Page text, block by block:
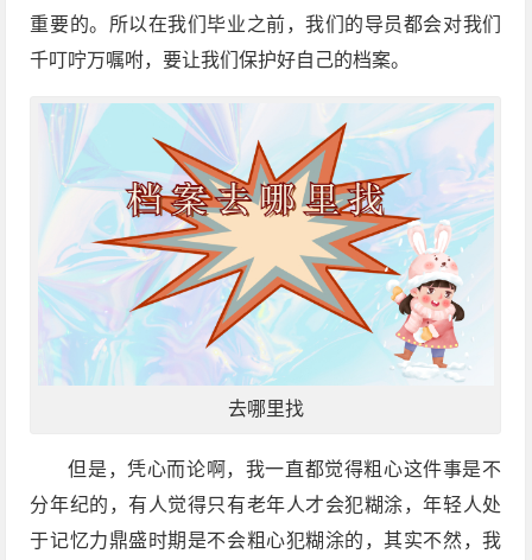
重要的。所以在我们毕业之前，我们的导员都会对我们
千叮咛万嘱咐，要让我们保护好自己的档案。
去哪里找
但是，凭心而论啊，我一直都觉得粗心这件事是不
分年纪的，有人觉得只有老年人才会犯糊涂，年轻人处
于记忆力鼎盛时期是不会粗心犯糊涂的，其实不然，我